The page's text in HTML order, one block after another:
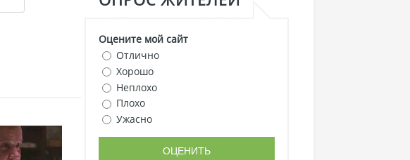
Оцените мой сайт
Отлично
Хорошо
Неплохо
Плохо
Ужасно